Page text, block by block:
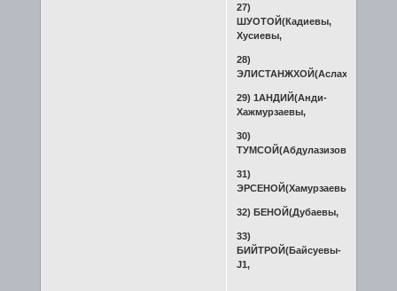
27)
ШУОТОЙ(Кадиевы,
Хусиевы,
28)
ЭЛИСТАНЖХОЙ(Аслахановы,
29) 1АНДИЙ(Анди-
Хажмурзаевы,
30)
ТУМСОЙ(Абдулазизовы,
31)
ЭРСЕНОЙ(Хамурзаевы,
32) БЕНОЙ(Дубаевы,
33)
БИЙТРОЙ(Байсуевы-
J1,